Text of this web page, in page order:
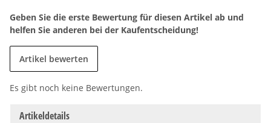
Geben Sie die erste Bewertung für diesen Artikel ab und
helfen Sie anderen bei der Kaufentscheidung!
Artikel bewerten
Es gibt noch keine Bewertungen.
Artikeldetails